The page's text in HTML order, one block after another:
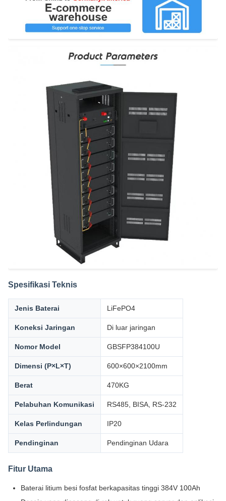
Spesifikasi Teknis
Jenis Baterai LiFePO4
Koneksi Jaringan Di luar jaringan
Nomor Model GBSFP384100U
Dimensi (P×L×T) 600×600×2100mm
Berat 470KG
Pelabuhan Komunikasi RS485, BISA, RS-232
Kelas Perlindungan IP20
Pendinginan Pendinginan Udara
Fitur Utama
Baterai litium besi fosfat berkapasitas tinggi 384V 100Ah